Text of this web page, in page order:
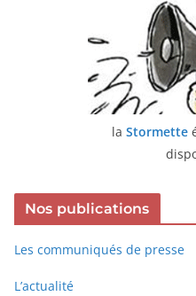
la Stormette
Nos publications
Les communiqués de presse
L’actualité